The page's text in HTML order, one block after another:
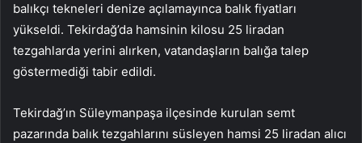
balıkçı tekneleri denize açılamayınca balık fiyatları
yükseldi. Tekirdağ’da hamsinin kilosu 25 liradan
tezgahlarda yerini alırken, vatandaşların balığa talep
göstermediği tabir edildi.
Tekirdağ’ın Süleymanpaşa ilçesinde kurulan semt
pazarında balık tezgahlarını süsleyen hamsi 25 liradan alıcı